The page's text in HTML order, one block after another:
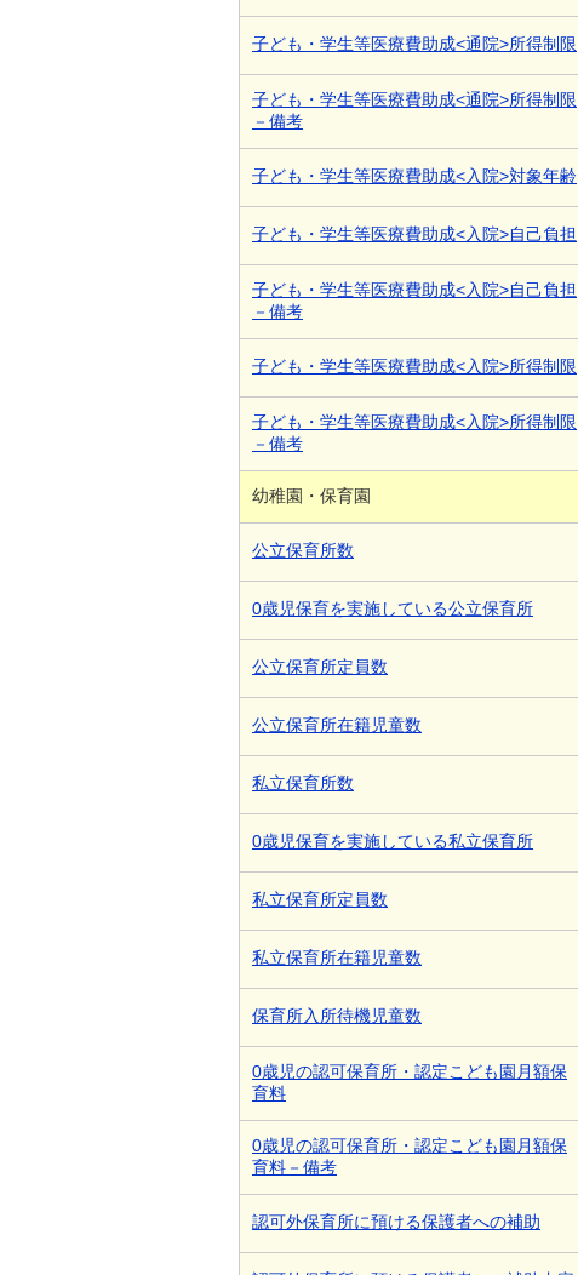
子ども・学生等医療費助成<通院>所得制限
子ども・学生等医療費助成<通院>所得制限
－備考
子ども・学生等医療費助成<入院>対象年齢
子ども・学生等医療費助成<入院>自己負担
子ども・学生等医療費助成<入院>自己負担
－備考
子ども・学生等医療費助成<入院>所得制限
子ども・学生等医療費助成<入院>所得制限
－備考
幼稚園・保育園
公立保育所数
0歳児保育を実施している公立保育所
公立保育所定員数
公立保育所在籍児童数
私立保育所数
0歳児保育を実施している私立保育所
私立保育所定員数
私立保育所在籍児童数
保育所入所待機児童数
0歳児の認可保育所・認定こども園月額保
育料
0歳児の認可保育所・認定こども園月額保
育料－備考
認可外保育所に預ける保護者への補助